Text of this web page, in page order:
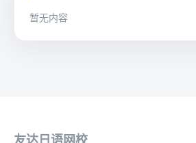
暂无内容
友达日语网校